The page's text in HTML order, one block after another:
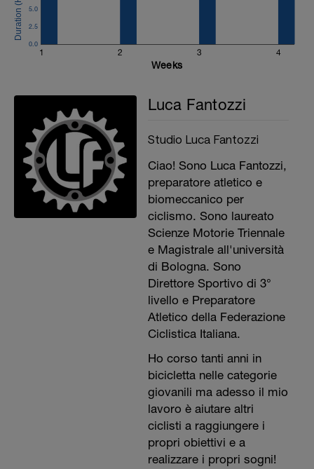
1 2 3 4
0.0
2.5
5.0
Weeks
Luca Fantozzi
Studio Luca Fantozzi
Ciao! Sono Luca Fantozzi,
preparatore atletico e
biomeccanico per
ciclismo. Sono laureato
Scienze Motorie Triennale
e Magistrale all'università
di Bologna. Sono
Direttore Sportivo di 3°
livello e Preparatore
Atletico della Federazione
Ciclistica Italiana.
Ho corso tanti anni in
bicicletta nelle categorie
giovanili ma adesso il mio
lavoro è aiutare altri
ciclisti a raggiungere i
propri obiettivi e a
realizzare i propri sogni!